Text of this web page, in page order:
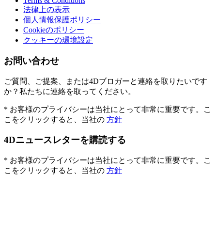
法律上の表示
個人情報保護ポリシー
Cookieのポリシー
クッキーの環境設定
お問い合わせ
ご質問、ご提案、または4Dブロガーと連絡を取りたいです
か？私たちに連絡を取ってください。
* お客様のプライバシーは当社にとって非常に重要です。こ
こをクリックすると、当社の 方針
4Dニュースレターを購読する
* お客様のプライバシーは当社にとって非常に重要です。こ
こをクリックすると、当社の 方針